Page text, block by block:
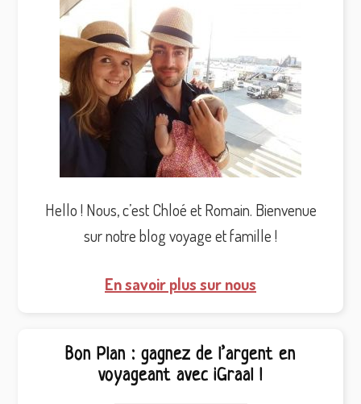
principale
Hello ! Nous, c’est Chloé et Romain. Bienvenue
sur notre blog voyage et famille !
En savoir plus sur nous
Bon Plan : gagnez de l’argent en
voyageant avec iGraal !